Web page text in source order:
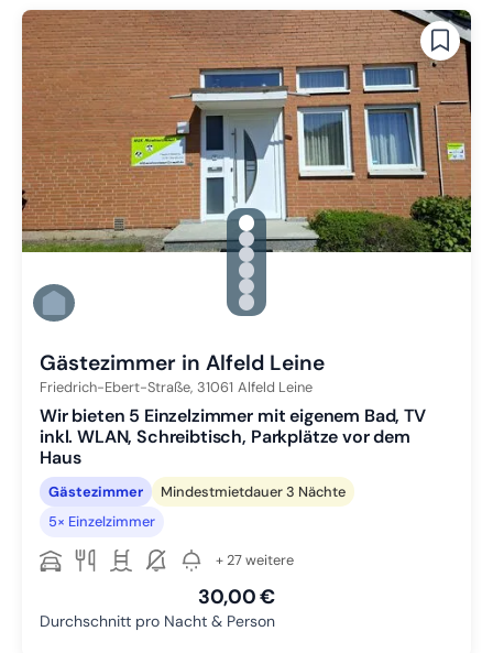
gallery.slide_selector
Zu Slide 1 wechseln
Zu Slide 2 wechseln
Zu Slide 3 wechseln
Zu Slide 4 wechseln
Zu Slide 5 wechseln
Zu Slide 6 wechseln
Gästezimmer in Alfeld Leine
Friedrich-Ebert-Straße, 31061 Alfeld Leine
Wir bieten 5 Einzelzimmer mit eigenem Bad, TV
inkl. WLAN, Schreibtisch, Parkplätze vor dem
Haus
Gästezimmer
Mindestmietdauer 3 Nächte
5× Einzelzimmer
+ 27 weitere
30,00 €
Durchschnitt pro Nacht & Person